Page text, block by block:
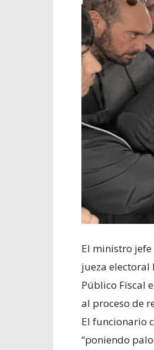
El ministro jefe
jueza
Público Fiscal
al proceso de
El funcionario
“poniendo